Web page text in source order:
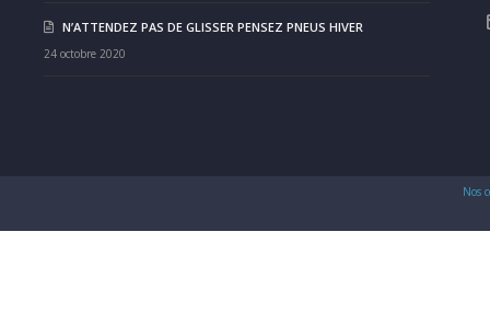
N’ATTENDEZ PAS DE GLISSER PENSEZ PNEUS HIVER
24 octobre 2020
Nos